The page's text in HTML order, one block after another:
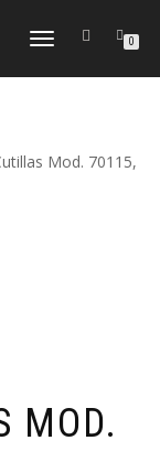
CAMBIAR
0
Mod. 70115,
MOD.